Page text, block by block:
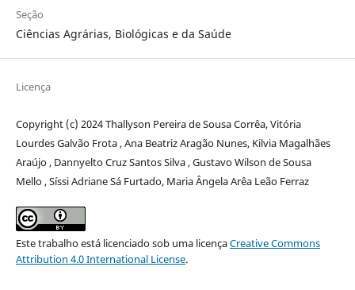
Seção
Ciências Agrárias, Biológicas e da Saúde
Licença
Copyright (c) 2024 Thallyson Pereira de Sousa Corrêa, Vitória
Lourdes Galvão Frota , Ana Beatriz Aragão Nunes, Kilvia Magalhães
Araújo , Dannyelto Cruz Santos Silva , Gustavo Wilson de Sousa
Mello , Síssi Adriane Sá Furtado, Maria Ângela Arêa Leão Ferraz
Este trabalho está licenciado sob uma licençaCreative Commons
Attribution 4.0 International License.